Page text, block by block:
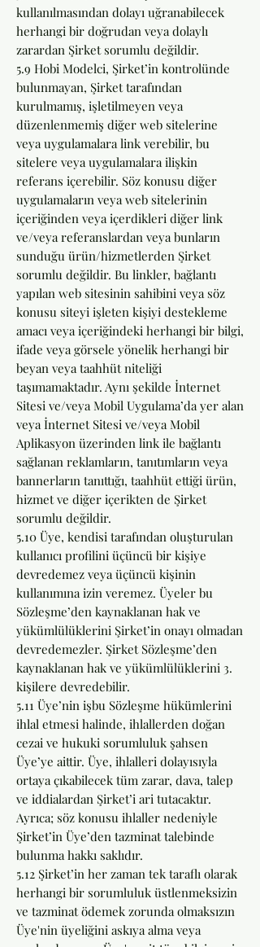
kullanılmasından dolayı uğranabilecek
herhangi bir doğrudan veya dolaylı
zarardan Şirket sorumlu değildir.
5.9 Hobi Modelci, Şirket’in kontrolünde
bulunmayan, Şirket tarafından
kurulmamış, işletilmeyen veya
düzenlenmemiş diğer web sitelerine
veya uygulamalara link verebilir, bu
sitelere veya uygulamalara ilişkin
referans içerebilir. Söz konusu diğer
uygulamaların veya web sitelerinin
içeriğinden veya içerdikleri diğer link
ve/veya referanslardan veya bunların
sunduğu ürün/hizmetlerden Şirket
sorumlu değildir. Bu linkler, bağlantı
yapılan web sitesinin sahibini veya söz
konusu siteyi işleten kişiyi destekleme
amacı veya içeriğindeki herhangi bir bilgi,
ifade veya görsele yönelik herhangi bir
beyan veya taahhüt niteliği
taşımamaktadır. Aynı şekilde İnternet
Sitesi ve/veya Mobil Uygulama’da yer alan
veya İnternet Sitesi ve/veya Mobil
Aplikasyon üzerinden link ile bağlantı
sağlanan reklamların, tanıtımların veya
bannerların tanıttığı, taahhüt ettiği ürün,
hizmet ve diğer içerikten de Şirket
sorumlu değildir.
5.10 Üye, kendisi tarafından oluşturulan
kullanıcı profilini üçüncü bir kişiye
devredemez veya üçüncü kişinin
kullanımına izin veremez. Üyeler bu
Sözleşme’den kaynaklanan hak ve
yükümlülüklerini Şirket’in onayı olmadan
devredemezler. Şirket Sözleşme’den
kaynaklanan hak ve yükümlülüklerini 3.
kişilere devredebilir.
5.11 Üye’nin işbu Sözleşme hükümlerini
ihlal etmesi halinde, ihlallerden doğan
cezai ve hukuki sorumluluk şahsen
Üye’ye aittir. Üye, ihlalleri dolayısıyla
ortaya çıkabilecek tüm zarar, dava, talep
ve iddialardan Şirket’i ari tutacaktır.
Ayrıca; söz konusu ihlaller nedeniyle
Şirket’in Üye’den tazminat talebinde
bulunma hakkı saklıdır.
5.12 Şirket’in her zaman tek taraflı olarak
herhangi bir sorumluluk üstlenmeksizin
ve tazminat ödemek zorunda olmaksızın
Üye'nin üyeliğini askıya alma veya